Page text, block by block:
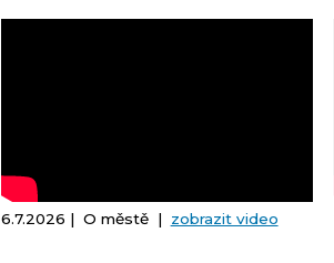
6.7.2026 | O městě | zobrazit video